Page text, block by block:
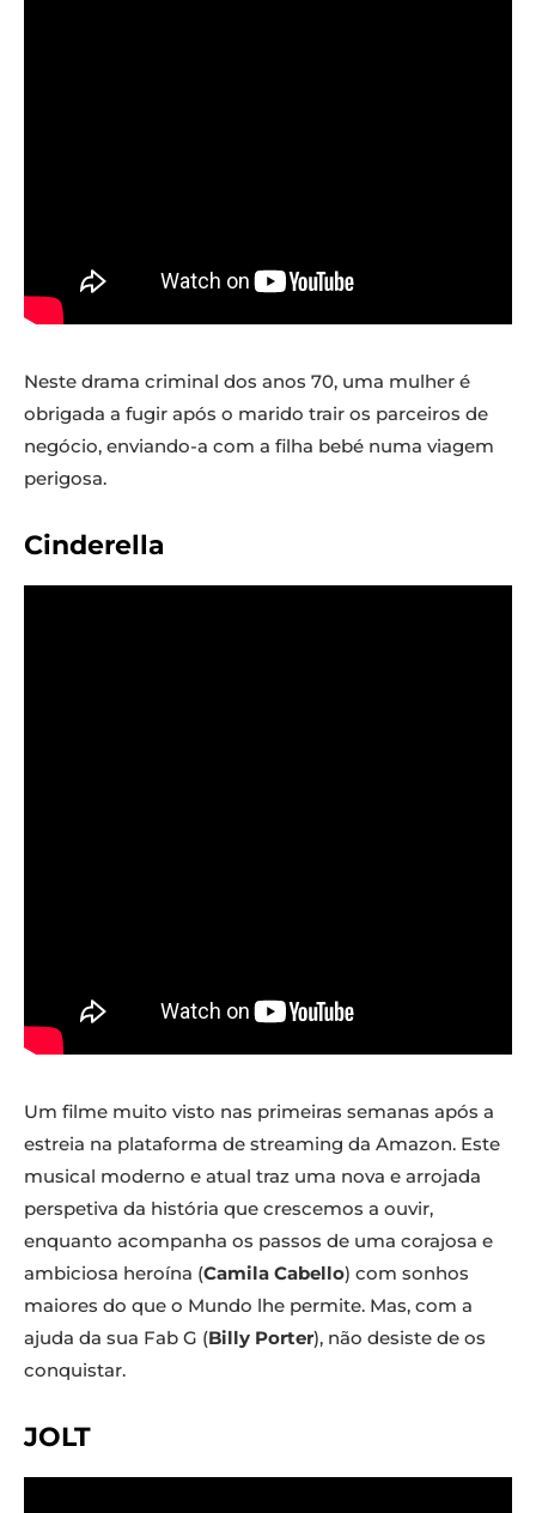
Neste drama criminal dos anos 70, uma mulher é
obrigada a fugir após o marido trair os parceiros de
negócio, enviando-a com a filha bebé numa viagem
perigosa.
Cinderella
Um filme muito visto nas primeiras semanas após a
estreia na plataforma de streaming da Amazon. Este
musical moderno e atual traz uma nova e arrojada
perspetiva da história que crescemos a ouvir,
enquanto acompanha os passos de uma corajosa e
ambiciosa heroína (Camila Cabello) com sonhos
maiores do que o Mundo lhe permite. Mas, com a
ajuda da sua Fab G (Billy Porter), não desiste de os
conquistar.
JOLT